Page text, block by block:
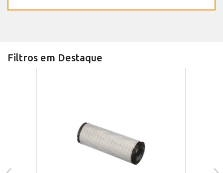
Filtros em Destaque